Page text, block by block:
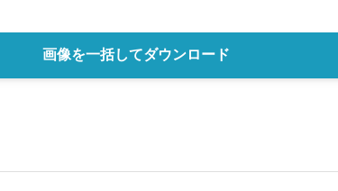
画像を一括してダウンロード